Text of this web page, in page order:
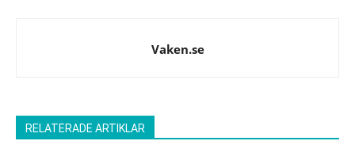
Vaken.se
RELATERADE ARTIKLAR